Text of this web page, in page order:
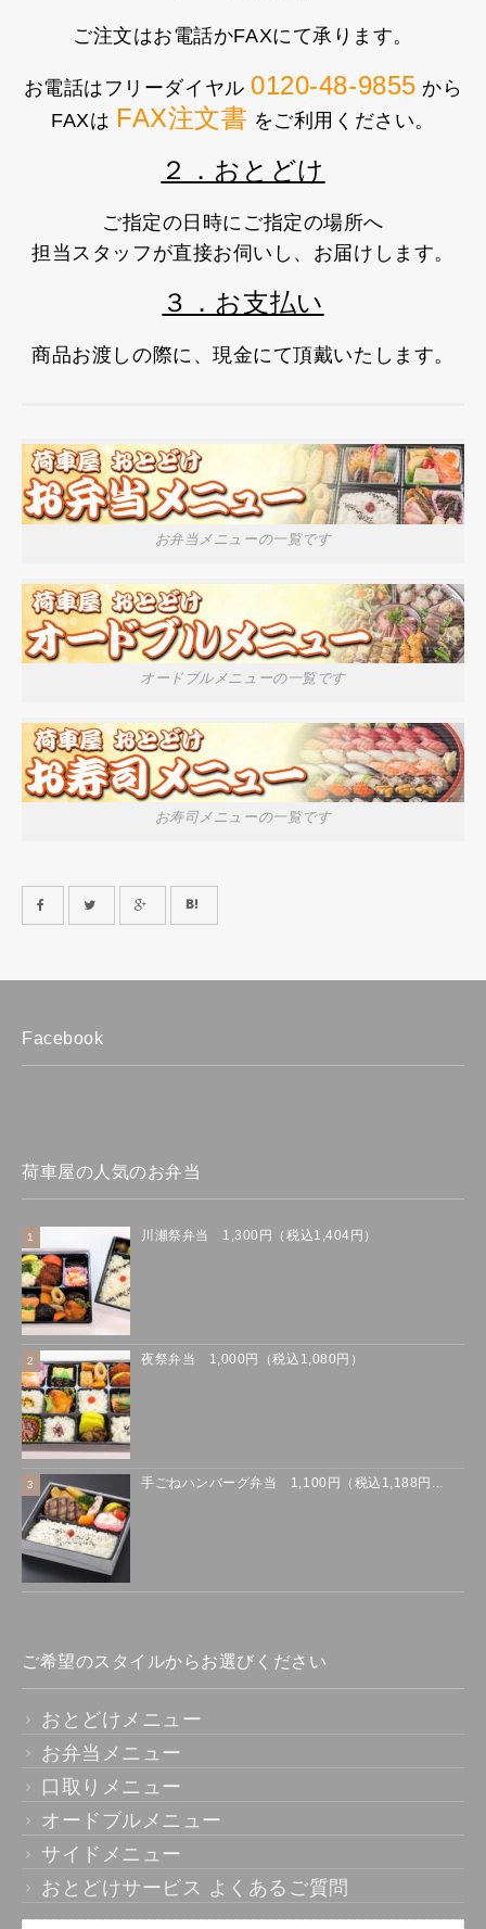
ご注文はお電話かFAXにて承ります。
お電話はフリーダイヤル 0120-48-9855 から
FAXは FAX注文書 をご利用ください。
２．おとどけ
ご指定の日時にご指定の場所へ
担当スタッフが直接お伺いし、お届けします。
３．お支払い
商品お渡しの際に、現金にて頂戴いたします。
お弁当メニューの一覧です
オードブルメニューの一覧です
お寿司メニューの一覧です
Facebook
荷車屋の人気のお弁当
川瀬祭弁当 1,300円（税込1,404円）
夜祭弁当 1,000円（税込1,080円）
手ごねハンバーグ弁当 1,100円（税込1,188円...
ご希望のスタイルからお選びください
おとどけメニュー
お弁当メニュー
口取りメニュー
オードブルメニュー
サイドメニュー
おとどけサービス よくあるご質問